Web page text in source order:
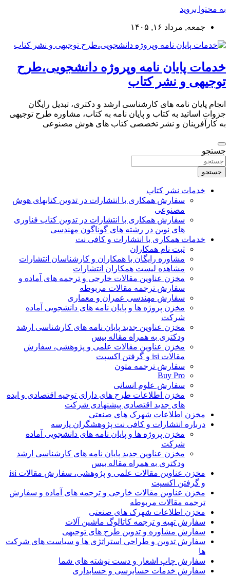
به محتوا بروید
جمعه, مرداد ۱۶, ۱۴۰۵
خدمات پایان نامه وپروژه دانشجویی،طرح
توجیهی و نشر کتاب
انجام پایان نامه های کارشناسی ارشد و دکتری، تبدیل رایگان
جزوات اساتید به کتاب و پایان نامه به کتاب، مشاوره طرح توجیهی
به کارآفرینان و نشر تخصصی کتاب های هوش مصنوعی
جستجو
جستجو
خدمات نشر کتاب
سفارش همکاری با انتشارات در تدوین کتابهای هوش
مصنوعی
سفارش همکاری با انتشارات در تدوین کتاب فناوری
های نوین در رشته های گوناگون مهندسی
خدمات همکاری با انتشارات و کافی نت
ثبت نام همکاران
مشاوره رایگان با همکاران و کارشناسان انتشارات
مشاهده لیست همکاران انتشارات
مخزن عناوین مقالات خارجی و ترجمه های آماده و
سفارش ترجمه مقالات مربوطه
سفارش مهندسی عمران و معماری
مخزن پروژه ها و پایان نامه های دانشجویی آماده
شرکت
مخزن عناوین جدید پایان نامه های کارشناسی ارشد
ودکتری به همراه مقاله بیس
مخزن عناوین مقالات علمی و پژوهشی، سفارش
مقالات isi و گرفتن اکسپت
سفارش ترجمه متون
Buy Pro
سفارش علوم انسانی
مخزن اطلاعات طرح های دارای توجیه اقتصادی و ایده
های جدید اقتصادی پیشنهادی شرکت
مخزن اطلاعات شهرک های صنعتی
درباره انتشارات و کافی نت پژوهشگران پارسه
مخزن پروژه ها و پایان نامه های دانشجویی آماده
شرکت
مخزن عناوین جدید پایان نامه های کارشناسی ارشد
ودکتری به همراه مقاله بیس
مخزن عناوین مقالات علمی و پژوهشی، سفارش مقالات isi
و گرفتن اکسپت
مخزن عناوین مقالات خارجی و ترجمه های آماده و سفارش
ترجمه مقالات مربوطه
مخزن اطلاعات شهرک های صنعتی
سفارش تهیه و ترجمه کاتالوگ ماشین آلات
سفارش مشاوره و تدوین طرح های توجیهی
سفارش تدوین و طراحی استراتژی ها و سیاست های شرکت
ها
سفارش چاپ اشعار و دست نوشته های شما
سفارش خدمات حسابرسی و حسابداری